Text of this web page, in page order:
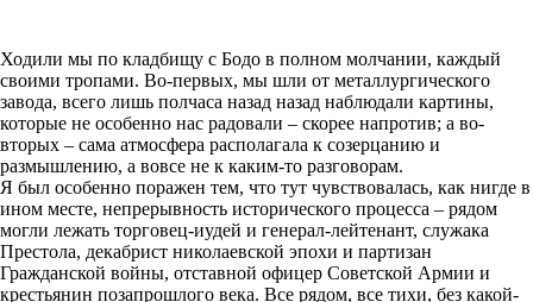
Ходили мы по кладбищу с Бодо в полном молчании, каждый
своими тропами. Во-первых, мы шли от металлургического
завода, всего лишь полчаса назад назад наблюдали картины,
которые не особенно нас радовали – скорее напротив; а во-
вторых – сама атмосфера располагала к созерцанию и
размышлению, а вовсе не к каким-то разговорам.
Я был особенно поражен тем, что тут чувствовалась, как нигде в
ином месте, непрерывность исторического процесса – рядом
могли лежать торговец-иудей и генерал-лейтенант, служака
Престола, декабрист николаевской эпохи и партизан
Гражданской войны, отставной офицер Советской Армии и
крестьянин позапрошлого века. Все рядом, все тихи, без какой-